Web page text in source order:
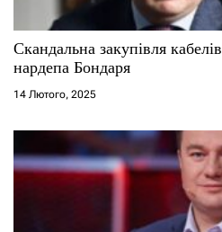
Скандальна закупівля
нардепа Бондаря
14 Лютого, 2025